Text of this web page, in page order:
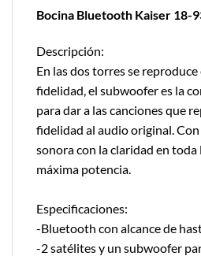
Bocina Bluetooth Kaiser 18-
Descripción:
En las dos torres se
fidelidad, el subwoofer es la
para dar a las canciones que
fidelidad al audio original.
sonora con la claridad en toda
máxima potencia.
Especificaciones:
-Bluetooth con alcance de
-2 satélites y un subwoofer